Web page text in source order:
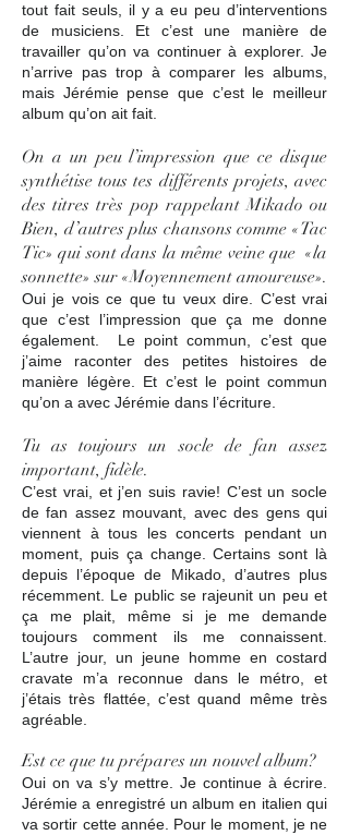
tout fait seuls, il y a eu peu d’interventions
de musiciens. Et c’est une manière de
travailler qu’on va continuer à explorer. Je
n’arrive pas trop à comparer les albums,
mais Jérémie pense que c’est le meilleur
album qu’on ait fait.
On a un peu l’impression que ce disque
synthétise tous tes différents projets, avec
des titres très pop rappelant Mikado ou
Bien, d’autres plus chansons comme «Tac
Tic» qui sont dans la même veine que «la
sonnette» sur «Moyennement amoureuse».
Oui je vois ce que tu veux dire. C’est vrai
que c’est l’impression que ça me donne
également. Le point commun, c’est que
j’aime raconter des petites histoires de
manière légère. Et c’est le point commun
qu’on a avec Jérémie dans l’écriture.
Tu as toujours un socle de fan assez
important, fidèle.
C’est vrai, et j’en suis ravie! C’est un socle
de fan assez mouvant, avec des gens qui
viennent à tous les concerts pendant un
moment, puis ça change. Certains sont là
depuis l’époque de Mikado, d’autres plus
récemment. Le public se rajeunit un peu et
ça me plait, même si je me demande
toujours comment ils me connaissent.
L’autre jour, un jeune homme en costard
cravate m’a reconnue dans le métro, et
j’étais très flattée, c’est quand même très
agréable.
Est ce que tu prépares un nouvel album?
Oui on va s’y mettre. Je continue à écrire.
Jérémie a enregistré un album en italien qui
va sortir cette année. Pour le moment, je ne